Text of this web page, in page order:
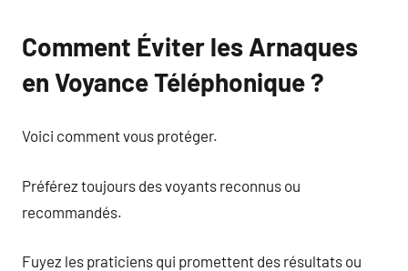
Comment Éviter les Arnaques
en Voyance Téléphonique ?
Voici comment vous protéger.
Préférez toujours des voyants reconnus ou
recommandés.
Fuyez les praticiens qui promettent des résultats ou